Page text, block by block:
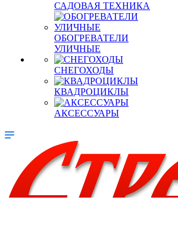
САДОВАЯ ТЕХНИКА
ОБОГРЕВАТЕЛИ
УЛИЧНЫЕ
СНЕГОХОДЫ
КВАДРОЦИКЛЫ
АКСЕССУАРЫ